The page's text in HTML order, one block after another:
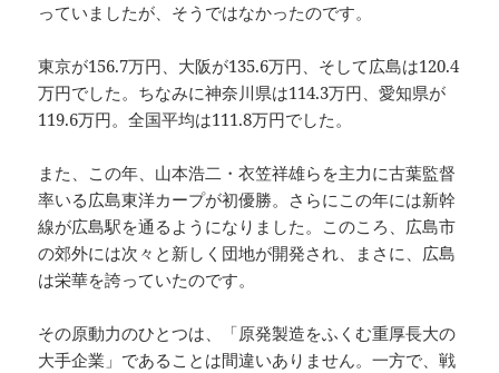
っていましたが、そうではなかったのです。
東京が156.7万円、大阪が135.6万円、そして広島は120.4
万円でした。ちなみに神奈川県は114.3万円、愛知県が
119.6万円。全国平均は111.8万円でした。
また、この年、山本浩二・衣笠祥雄らを主力に古葉監督
率いる広島東洋カープが初優勝。さらにこの年には新幹
線が広島駅を通るようになりました。このころ、広島市
の郊外には次々と新しく団地が開発され、まさに、広島
は栄華を誇っていたのです。
その原動力のひとつは、「原発製造をふくむ重厚長大の
大手企業」であることは間違いありません。一方で、戦